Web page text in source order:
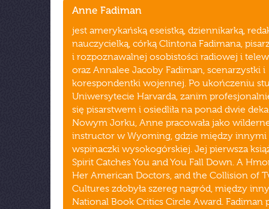
Anne Fadiman
jest amerykańską eseistką, dziennikarką,
nauczycielką, córką Clintona Fadimana,
i rozpoznawalnej osobistości radiowej i
oraz Annalee Jacoby Fadiman, scenarzystki i
korespondentki wojennej. Po ukończeniu
Uniwersytecie Harvarda, zanim
się pisarstwem i osiedliła na ponad dwie
Nowym Jorku, Anne pracowała jako
instructor w Wyoming, gdzie między innymi
wspinaczki wysokogórskiej. Jej pierwsza
Spirit Catches You and You Fall Down. A
Her American Doctors, and the Collision of
Cultures zdobyła szereg nagród, między
National Book Critics Circle Award. Fadiman